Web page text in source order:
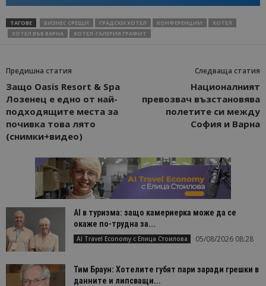
ТАГОВЕ БИЗНЕС СРЕЩИ ГРАДСКИ ХОТЕЛ КОНФЕРЕНЦИИ
ХОТЕЛ
ХОТЕЛ ВЪВ ВАРНА
ХОТЕЛ-ГАЛЕРИЯ ГРАФИТ
Предишна статия
Защо Oasis Resort & Spa
Лозенец е едно от най-
подходящите места за
почивка това лято
(снимки+видео)
Следваща статия
Националният
превозвач възстановява
полетите си между
София и Варна
AI в туризма: защо камериерка може да се
окаже по-трудна за...
AI Travel Economy с Елица Стоилова 05/08/2026 08:28
Тим Браун: Хотелите губят пари заради грешки в
данните и липсващи...